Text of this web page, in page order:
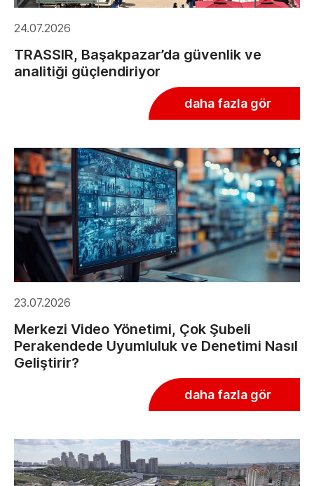
24.07.2026
TRASSIR, Başakpazar’da güvenlik ve
analitiği güçlendiriyor
daha fazla gör
23.07.2026
Merkezi Video Yönetimi, Çok Şubeli
Perakendede Uyumluluk ve Denetimi Nasıl
Geliştirir?
daha fazla gör